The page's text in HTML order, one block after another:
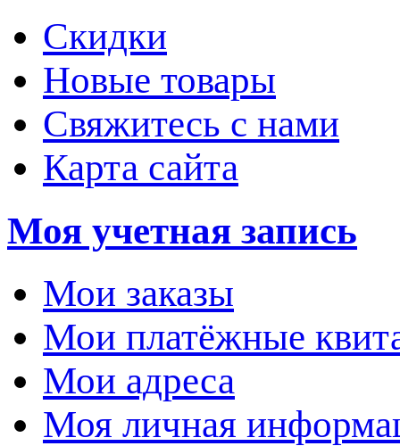
Скидки
Новые товары
Свяжитесь с нами
Карта сайта
Моя учетная запись
Мои заказы
Мои платёжные
Мои адреса
Моя личная